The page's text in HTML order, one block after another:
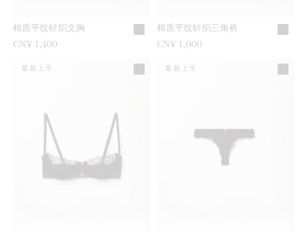
棉质平纹针织文胸
CN¥ 1,400
棉质平纹针织三角裤
CN¥ 1,000
最新上市 最新上市